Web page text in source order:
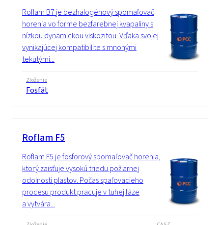
Roflam B7 je bezhalogénový spomaľovač
horenia vo forme bezfarebnej kvapaliny s
nízkou dynamickou viskozitou. Vďaka svojej
vynikajúcej kompatibilite s mnohými
tekutými...
Zloženie
Fosfát
Roflam F5
Roflam F5 je fosforový spomaľovač horenia,
ktorý zaisťuje vysokú triedu požiarnej
odolnosti plastov. Počas spaľovacieho
procesu produkt pracuje v tuhej fáze
a vytvára...